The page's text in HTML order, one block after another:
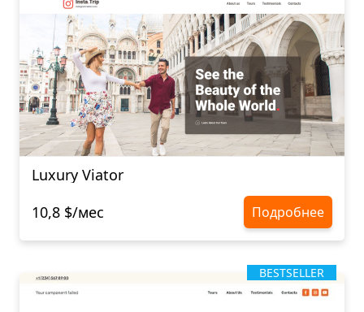
Luxury Viator
10,8 $/мес
Подробнее
BESTSELLER